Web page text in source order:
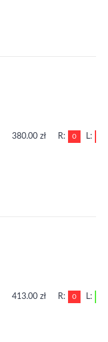
380.00 zł R: 0 L:
413.00 zł R: 0 L: